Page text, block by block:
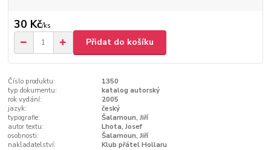
30 Kč/ks
Přidat do košíku
Číslo produktu:
1350
typ dokumentu:
katalog autorský
rok vydání:
2005
jazyk:
český
typografie:
Šalamoun, Jiří
autor textu:
Lhota, Josef
osobnosti:
Šalamoun, Jiří
nakladatelství:
Klub přátel Hollaru